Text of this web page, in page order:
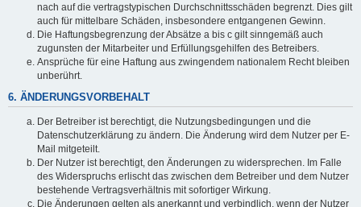
nach auf die vertragstypischen Durchschnittsschäden begrenzt. Dies gilt
auch für mittelbare Schäden, insbesondere entgangenen Gewinn.
Die Haftungsbegrenzung der Absätze a bis c gilt sinngemäß auch
zugunsten der Mitarbeiter und Erfüllungsgehilfen des Betreibers.
Ansprüche für eine Haftung aus zwingendem nationalem Recht bleiben
unberührt.
6. ÄNDERUNGSVORBEHALT
Der Betreiber ist berechtigt, die Nutzungsbedingungen und die
Datenschutzerklärung zu ändern. Die Änderung wird dem Nutzer per E-
Mail mitgeteilt.
Der Nutzer ist berechtigt, den Änderungen zu widersprechen. Im Falle
des Widerspruchs erlischt das zwischen dem Betreiber und dem Nutzer
bestehende Vertragsverhältnis mit sofortiger Wirkung.
Die Änderungen gelten als anerkannt und verbindlich, wenn der Nutzer